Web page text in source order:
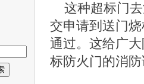
这种超标门去
交申请到送门
通过。这给广
标防火门的消